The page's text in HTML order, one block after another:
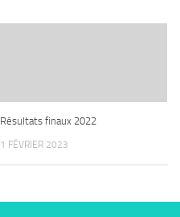
Résultats finaux 2022
1 FÉVRIER 2023